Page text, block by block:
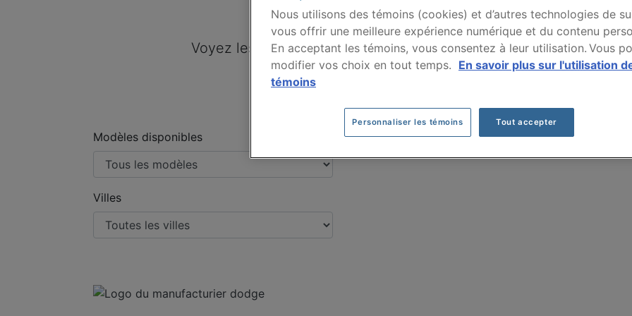
Assurance auto
Voyez les primes payées par nos clients pour leur assurance auto
Cliquez ici pour économiser sur votre assurance auto
Modèles disponibles
Villes
Nous utilisons des témoins (cookies) et d’autres technologies de
vous offrir une meilleure expérience numérique et du contenu
En acceptant les témoins, vous consentez à leur utilisation. Vous
modifier vos choix en tout temps. En savoir plus sur l'utilisation
témoins
Personnaliser les témoins Tout accepter